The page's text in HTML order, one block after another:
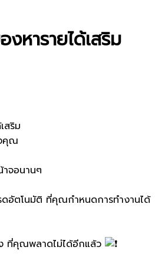
หา​รายได้เสริม
สริม
คุณ
าจอนานๆ
อัตโนมัติ​ ที่คุณกำหนดการทำงานได้
ที่คุณพลาดไม่ได้อีกแล้ว​